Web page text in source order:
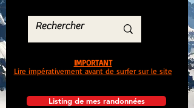
Listing de mes randonnées
IMPORTANT
Lire impérativement avant de surfer sur le site